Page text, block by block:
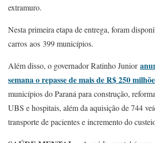
extramuro.
Nesta primeira etapa de entrega, foram
carros aos 399 municípios.
Além disso, o governador Ratinho Junior
semana o repasse de mais de R$ 250
municípios do Paraná para construção,
UBS e hospitais, além da aquisição de 744
transporte de pacientes e incremento do